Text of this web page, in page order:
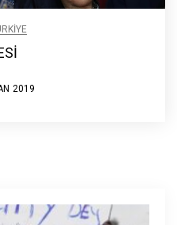
2019